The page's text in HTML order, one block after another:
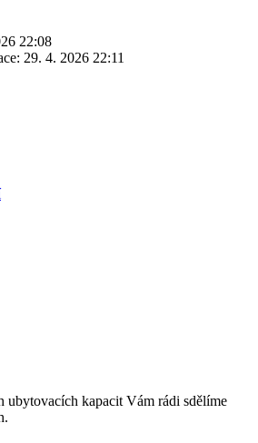
22:08
29. 4. 2026 22:11
ubytovacích kapacit Vám rádi sdělíme